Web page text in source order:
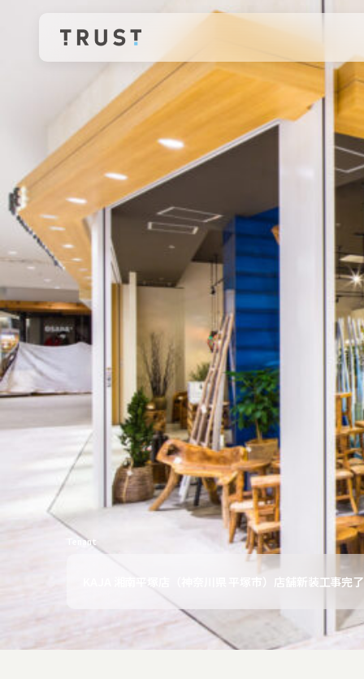
Tenant
KAJA 湘南平塚店（神奈川県 平塚市）店舗新装工事完了